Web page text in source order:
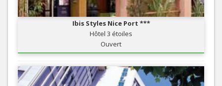
Ibis Styles Nice Port ***
Hôtel 3 étoiles
Ouvert